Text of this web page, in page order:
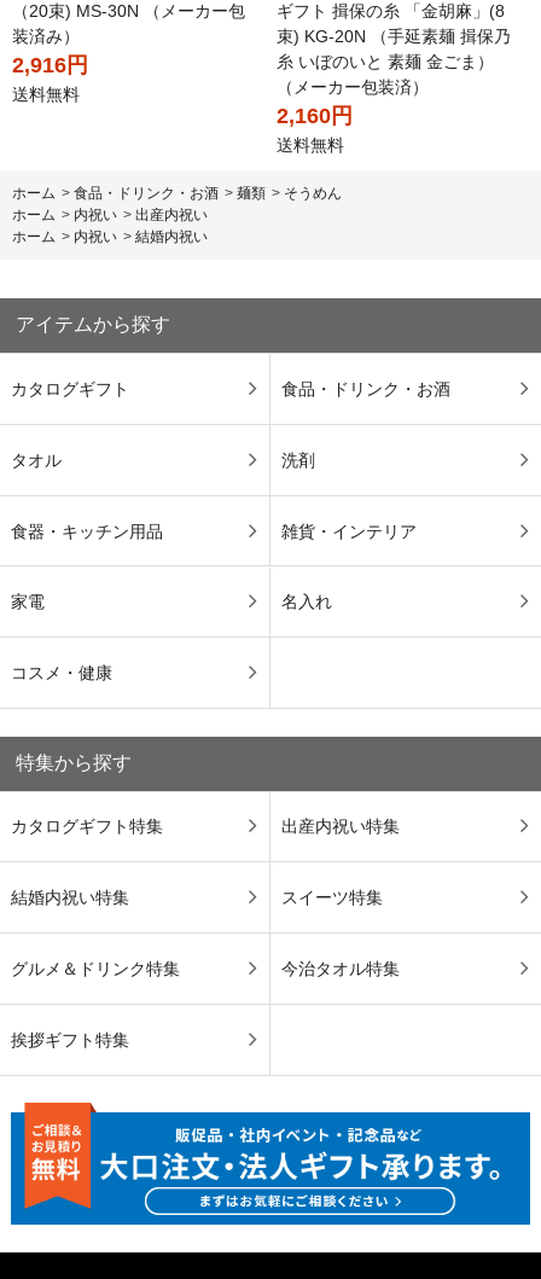
（20束) MS-30N （メーカー包
装済み）
2,916円
送料無料
ギフト 揖保の糸 「金胡麻」(8
束) KG-20N （手延素麺 揖保乃
糸 いぼのいと 素麺 金ごま）
（メーカー包装済）
2,160円
送料無料
ホーム > 食品・ドリンク・お酒 > 麺類 > そうめん
ホーム > 内祝い > 出産内祝い
ホーム > 内祝い > 結婚内祝い
アイテムから探す
カタログギフト 食品・ドリンク・お酒
タオル 洗剤
食器・キッチン用品 雑貨・インテリア
家電 名入れ
コスメ・健康
特集から探す
カタログギフト特集 出産内祝い特集
結婚内祝い特集 スイーツ特集
グルメ＆ドリンク特集 今治タオル特集
挨拶ギフト特集